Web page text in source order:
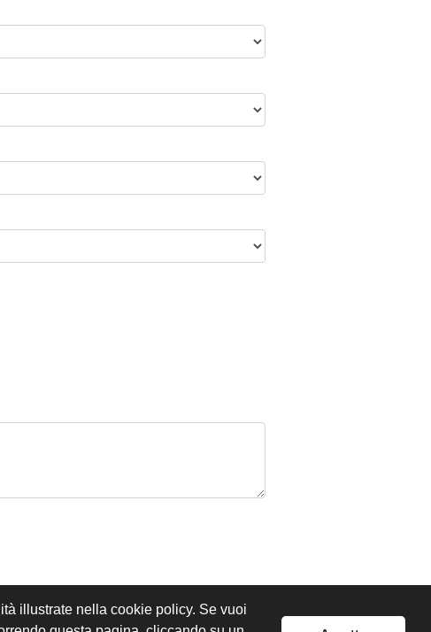
illustrate nella cookie policy. Se vuoi